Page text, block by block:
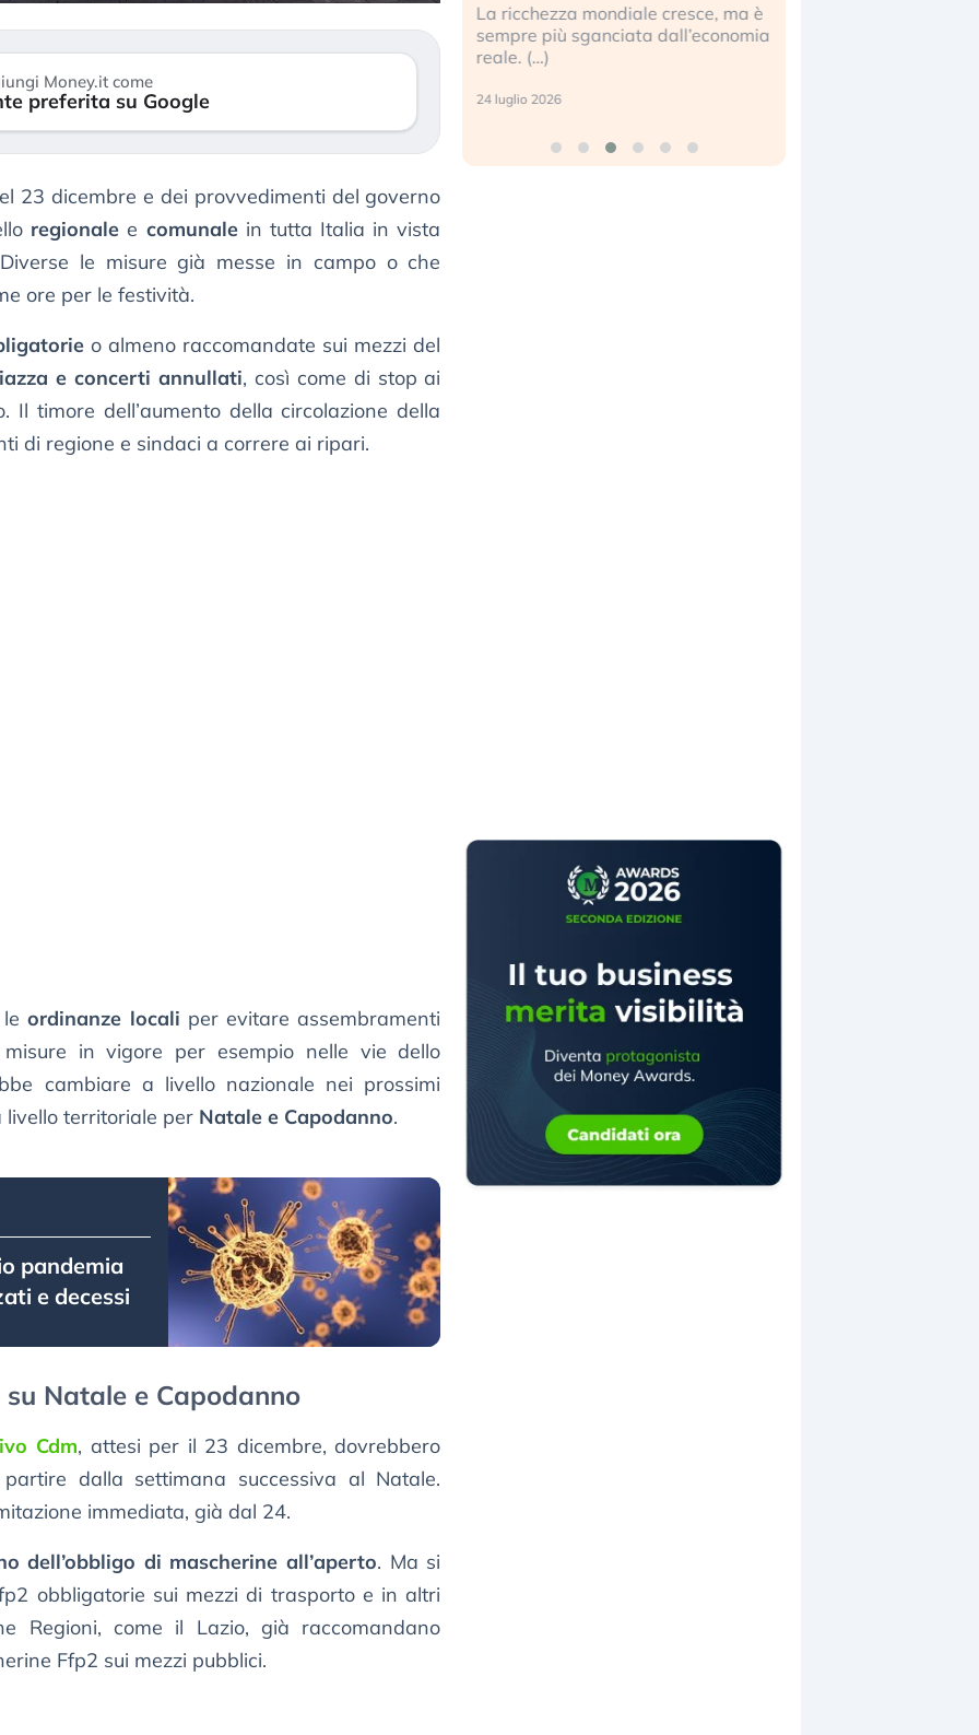
Money.it come
preferita su Google
23 dicembre e dei provvedimenti del governo
regionale e comunalein tutta Italia in vista
le misure già messe in campo o che
ore per le festività.
o almeno raccomandate sui mezzi del
e concerti annullati, così come di stop ai
Il timore dell’aumento della circolazione della
di regione e sindaci a correre ai ripari.
leordinanze locali per evitare assembramenti
in vigore per esempio nelle vie dello
cambiare a livello nazionale nei prossimi
livello territoriale per Natale e Capodanno.
pandemia
e decessi
Natale e Capodanno
Cdm, attesi per il 23 dicembre, dovrebbero
dalla settimana successiva al Natale.
immediata, già dal 24.
dell’obbligo di mascherine all’aperto. Ma si
obbligatorie sui mezzi di trasporto e in altri
Regioni, come il Lazio, già raccomandano
Ffp2 sui mezzi pubblici.
Kospi, mentre gli investitori retail (…)
30 luglio 2026
La ricchezza mondiale cresce, ma è
sempre più sganciata dall’economia
reale. (…)
24 luglio 2026